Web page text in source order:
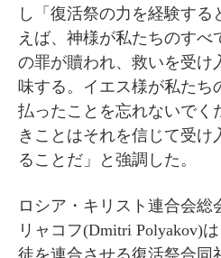
し「復活祭の力を経験す
えば、神様が私たちのすべ
の罪が贖われ、救いを受け
味する。イエス様が私たち
払ったことを忘れないでく
きことはそれを信じて受け
ることだ」と強調した。
ロシア・キリスト連合会総
リャコフ(Dmitri Polyakov)